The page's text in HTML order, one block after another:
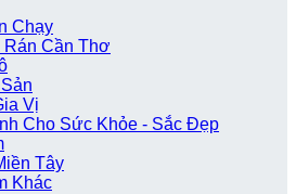
Chạy
Rán Cần Thơ
Vị
Cho Sức Khỏe - Sắc Đẹp
Tây
Khác